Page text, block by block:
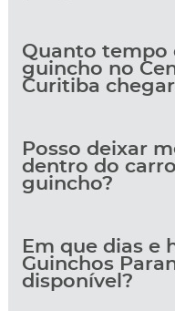
Quanto tempo
guincho no
Curitiba
Posso deixar
dentro do
guincho?
Em que dias e
Guinchos
disponível?